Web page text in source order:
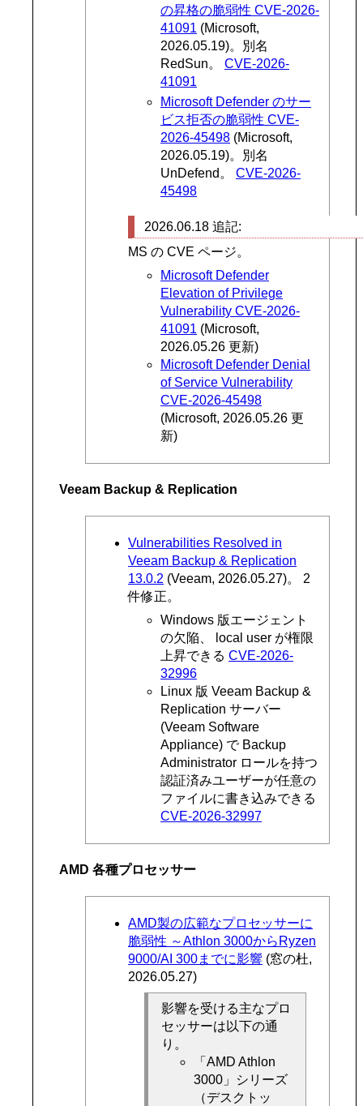
の昇格の脆弱性 CVE-2026-
41091 (Microsoft,
2026.05.19)。別名
RedSun。 CVE-2026-
41091
Microsoft Defender のサー
ビス拒否の脆弱性 CVE-
2026-45498 (Microsoft,
2026.05.19)。別名
UnDefend。 CVE-2026-
45498
2026.06.18 追記:
MS の CVE ページ。
Microsoft Defender
Elevation of Privilege
Vulnerability CVE-2026-
41091 (Microsoft,
2026.05.26 更新)
Microsoft Defender Denial
of Service Vulnerability
CVE-2026-45498
(Microsoft, 2026.05.26 更
新)
Veeam Backup & Replication
Vulnerabilities Resolved in
Veeam Backup & Replication
13.0.2 (Veeam, 2026.05.27)。 2
件修正。
Windows 版エージェント
の欠陥、 local user が権限
上昇できる CVE-2026-
32996
Linux 版 Veeam Backup &
Replication サーバー
(Veeam Software
Appliance) で Backup
Administrator ロールを持つ
認証済みユーザーが任意の
ファイルに書き込みできる
CVE-2026-32997
AMD 各種プロセッサー
AMD製の広範なプロセッサーに
脆弱性 ～Athlon 3000からRyzen
9000/AI 300までに影響 (窓の杜,
2026.05.27)
影響を受ける主なプロ
セッサーは以下の通
り。
「AMD Athlon
3000」シリーズ
（デスクトッ